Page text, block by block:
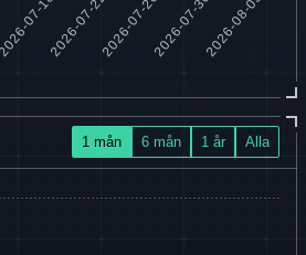
1 mån 6 mån 1 år Alla